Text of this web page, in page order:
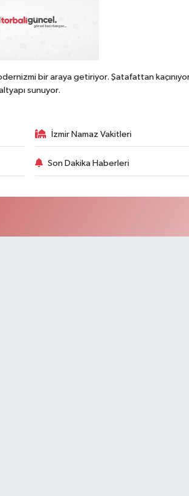
bir araya getiriyor. Şatafattan
sunuyor.
İzmir Namaz Vakitleri
Son Dakika Haberleri